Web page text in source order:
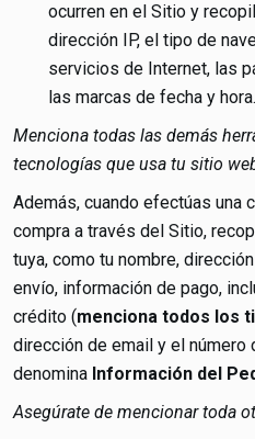
ocurren en el Sitio y
dirección IP, el tipo de
servicios de Internet, las
las marcas de fecha y hora.
Menciona todas las demás
tecnologías que usa tu sitio
Además, cuando efectúas una
compra a través del Sitio,
tuya, como tu nombre,
envío, información de pago,
crédito (menciona todos los
dirección de email y el
denomina Información del
Asegúrate de mencionar toda